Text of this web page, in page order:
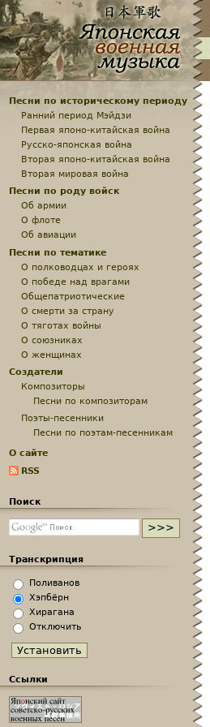
Песни по историческому периоду
Ранний период Мэйдзи
Первая японо-китайская война
Русско-японская война
Вторая японо-китайская война
Вторая мировая война
Песни по роду войск
Об армии
О флоте
Об авиации
Песни по тематике
О полководцах и героях
О победе над врагами
Общепатриотические
О смерти за страну
О тяготах войны
О союзниках
О женщинах
Создатели
Композиторы
Песни по композиторам
Поэты-песенники
Песни по поэтам-песенникам
О сайте
RSS
Поиск
Транскрипция
Поливанов
Хэпбёрн
Хирагана
Отключить
Ссылки